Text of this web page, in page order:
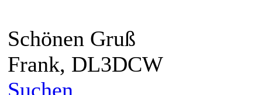
Schönen Gruß
Frank, DL3DCW
Suchen